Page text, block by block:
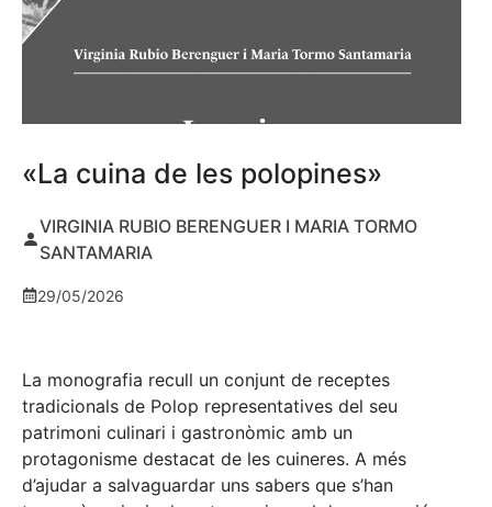
«La cuina de les polopines»
VIRGINIA RUBIO BERENGUER I MARIA TORMO
SANTAMARIA
29/05/2026
La monografia recull un conjunt de receptes
tradicionals de Polop representatives del seu
patrimoni culinari i gastronòmic amb un
protagonisme destacat de les cuineres. A més
d’ajudar a salvaguardar uns sabers que s’han